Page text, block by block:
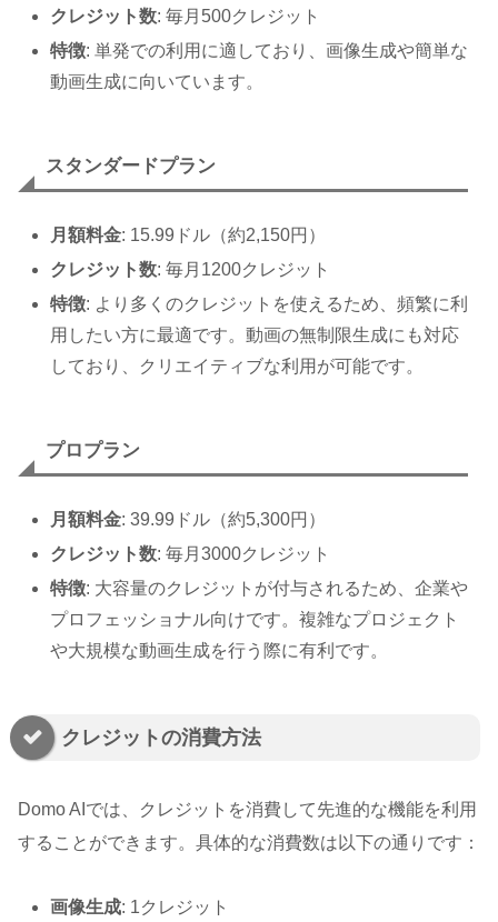
クレジット数: 毎月500クレジット
特徴: 単発での利用に適しており、画像生成や簡単な
動画生成に向いています。
スタンダードプラン
月額料金: 15.99ドル（約2,150円）
クレジット数: 毎月1200クレジット
特徴: より多くのクレジットを使えるため、頻繁に利
用したい方に最適です。動画の無制限生成にも対応
しており、クリエイティブな利用が可能です。
プロプラン
月額料金: 39.99ドル（約5,300円）
クレジット数: 毎月3000クレジット
特徴: 大容量のクレジットが付与されるため、企業や
プロフェッショナル向けです。複雑なプロジェクト
や大規模な動画生成を行う際に有利です。
クレジットの消費方法
Domo AIでは、クレジットを消費して先進的な機能を利用
することができます。具体的な消費数は以下の通りです：
画像生成: 1クレジット